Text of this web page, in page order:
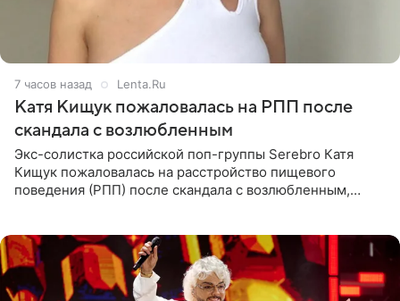
7 часов назад Lenta.Ru
Катя Кищук пожаловалась на РПП после
скандала с возлюбленным
Экс-солистка российской поп-группы Serebro Катя
Кищук пожаловалась на расстройство пищевого
поведения (РПП) после скандала с возлюбленным,